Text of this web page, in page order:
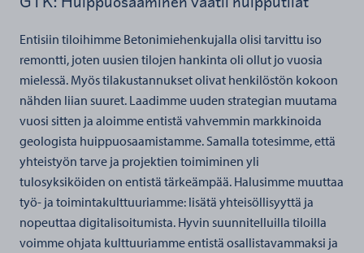
Entisiin tiloihimme Betonimiehenkujalla olisi tarvittu iso
remontti, joten uusien tilojen hankinta oli ollut jo vuosia
mielessä. Myös tilakustannukset olivat henkilöstön kokoon
nähden liian suuret. Laadimme uuden strategian muutama
vuosi sitten ja aloimme entistä vahvemmin markkinoida
geologista huippuosaamistamme. Samalla totesimme, että
yhteistyön tarve ja projektien toimiminen yli
tulosyksiköiden on entistä tärkeämpää. Halusimme muuttaa
työ- ja toimintakulttuuriamme: lisätä yhteisöllisyyttä ja
nopeuttaa digitalisoitumista. Hyvin suunnitelluilla tiloilla
voimme ohjata kulttuuriamme entistä osallistavammaksi ja